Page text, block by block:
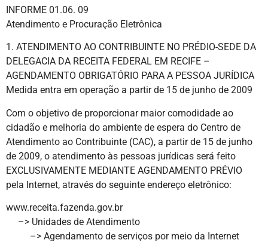
INFORME 01.06. 09
Atendimento e Procuração Eletrônica
1. ATENDIMENTO AO CONTRIBUINTE NO PRÉDIO-SEDE DA
DELEGACIA DA RECEITA FEDERAL EM RECIFE –
AGENDAMENTO OBRIGATÓRIO PARA A PESSOA JURÍDICA
Medida entra em operação a partir de 15 de junho de 2009
Com o objetivo de proporcionar maior comodidade ao
cidadão e melhoria do ambiente de espera do Centro de
Atendimento ao Contribuinte (CAC), a partir de 15 de junho
de 2009, o atendimento às pessoas jurídicas será feito
EXCLUSIVAMENTE MEDIANTE AGENDAMENTO PRÉVIO
pela Internet, através do seguinte endereço eletrônico:
www.receita.fazenda.gov.br
–> Unidades de Atendimento
–> Agendamento de serviços por meio da Internet